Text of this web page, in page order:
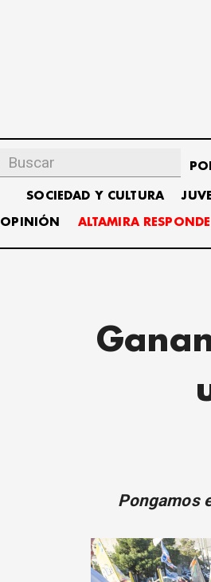
SOCIEDAD Y CULTURA
OPINIÓN ALTAMIRA RESPONDE
Pongamos